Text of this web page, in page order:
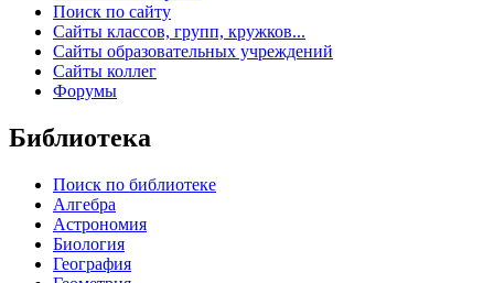
Поиск по сайту
Сайты классов, групп, кружков...
Сайты образовательных учреждений
Сайты коллег
Форумы
Библиотека
Поиск по библиотеке
Алгебра
Астрономия
Биология
География